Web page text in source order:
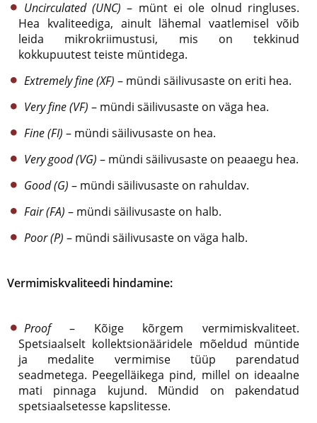
Uncirculated (UNC)– münt ei ole olnud ringluses.
Hea kvaliteediga, ainult lähemal vaatlemisel võib
leida mikrokriimustusi, mis on tekkinud
kokkupuutest teiste müntidega.
Extremely fine (XF) – mündi säilivusaste on eriti hea.
Very fine (VF) – mündi säilivusaste on väga hea.
Fine (FI) – mündi säilivusaste on hea.
Very good (VG) – mündi säilivusaste on peaaegu hea.
Good (G) – mündi säilivusaste on rahuldav.
Fair (FA) – mündi säilivusaste on halb.
Poor (P) – mündi säilivusaste on väga halb.
Vermimiskvaliteedi hindamine:
Proof– Kõige kõrgem vermimiskvaliteet.
Spetsiaalselt kollektsionääridele mõeldud müntide
ja medalite vermimise tüüp parendatud
seadmetega. Peegelläikega pind, millel on ideaalne
mati pinnaga kujund. Mündid on pakendatud
spetsiaalsetesse kapslitesse.